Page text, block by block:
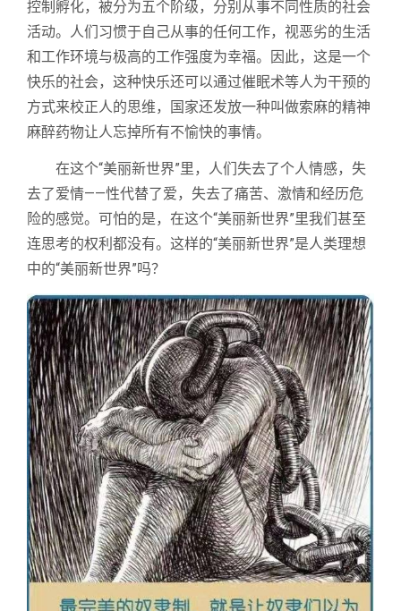
控制孵化，被分为五个阶级，分别从事不同性质的社会
活动。人们习惯于自己从事的任何工作，视恶劣的生活
和工作环境与极高的工作强度为幸福。因此，这是一个
快乐的社会，这种快乐还可以通过催眠术等人为干预的
方式来校正人的思维，国家还发放一种叫做索麻的精神
麻醉药物让人忘掉所有不愉快的事情。
在这个“美丽新世界”里，人们失去了个人情感，失
去了爱情——性代替了爱，失去了痛苦、激情和经历危
险的感觉。可怕的是，在这个“美丽新世界”里我们甚至
连思考的权利都没有。这样的“美丽新世界”是人类理想
中的“美丽新世界”吗？